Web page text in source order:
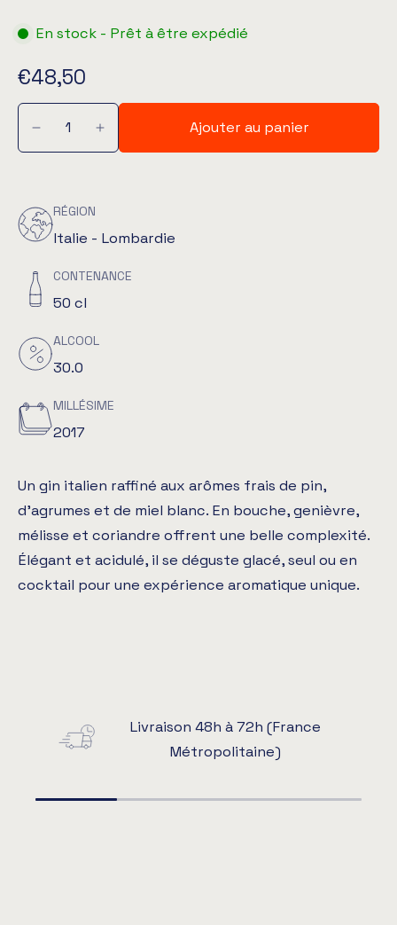
En stock - Prêt à être expédié
€48,50
Ajouter au panier
RÉGION
Italie - Lombardie
CONTENANCE
50 cl
ALCOOL
30.0
MILLÉSIME
2017
Un gin italien raffiné aux arômes frais de pin,
d’agrumes et de miel blanc. En bouche, genièvre,
mélisse et coriandre offrent une belle complexité.
Élégant et acidulé, il se déguste glacé, seul ou en
cocktail pour une expérience aromatique unique.
Livraison 48h à 72h (France
Métropolitaine)